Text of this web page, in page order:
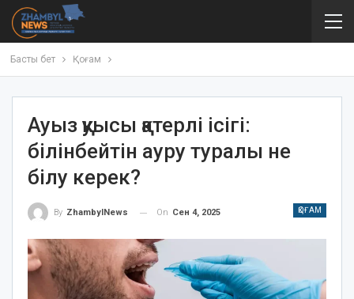
Басты бет Қоғам
Ауыз қуысы қатерлі ісігі:
білінбейтін ауру туралы не
білу керек?
ҚОҒАМ
By ZhambylNews On Сен 4, 2025